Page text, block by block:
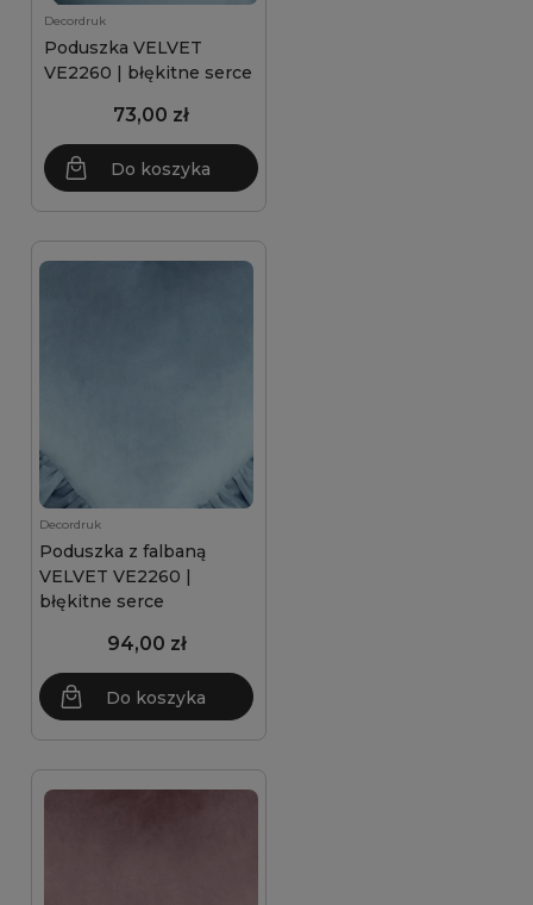
Decordruk
Poduszka VELVET
VE2260 | błękitne serce
73,00 zł
Do koszyka
Decordruk
Poduszka z falbaną
VELVET VE2260 |
błękitne serce
94,00 zł
Do koszyka